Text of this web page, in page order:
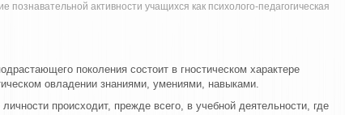
познавательной активности учащихся как психолого-педагогическая
поколения состоит в гностическом характере
овладении знаниями, умениями, навыками.
происходит, прежде всего, в учебной деятельности, где